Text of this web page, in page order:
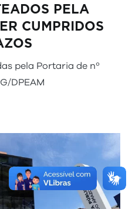
PELA
CUMPRIDOS
pela Portaria de nº
DPEAM